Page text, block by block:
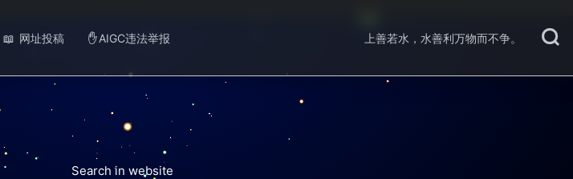
📖 网址投稿 ✋ AIGC违法举报 上善若水，水善利万物而不争。
Search in website